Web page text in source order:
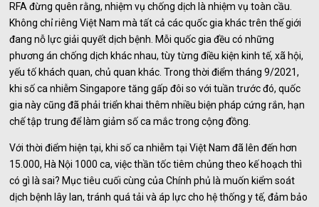
RFA đừng quên rằng, nhiệm vụ chống dịch là nhiệm vụ toàn cầu.
Không chỉ riêng Việt Nam mà tất cả các quốc gia khác trên thế giới
đang nỗ lực giải quyết dịch bệnh. Mỗi quốc gia đều có những
phương án chống dịch khác nhau, tùy từng điều kiện kinh tế, xã hội,
yếu tố khách quan, chủ quan khác. Trong thời điểm tháng 9/2021,
khi số ca nhiễm Singapore tăng gấp đôi so với tuần trước đó, quốc
gia này cũng đã phải triển khai thêm nhiều biện pháp cứng rắn, hạn
chế tập trung để làm giảm số ca mắc trong cộng đồng.
Với thời điểm hiện tại, khi số ca nhiễm tại Việt Nam đã lên đến hơn
15.000, Hà Nội 1000 ca, việc thần tốc tiêm chủng theo kế hoạch thì
có gì là sai? Mục tiêu cuối cùng của Chính phủ là muốn kiểm soát
dịch bệnh lây lan, tránh quá tải và áp lực cho hệ thống y tế, đảm bảo